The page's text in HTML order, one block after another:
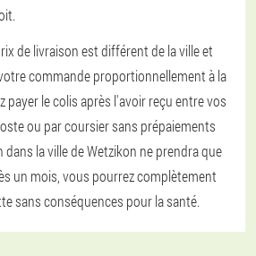
de livraison est différent de la ville et
commande proportionnellement à la
payer le colis après l'avoir reçu entre vos
ou par coursier sans prépaiements
dans la ville de Wetzikon ne prendra que
un mois, vous pourrez complètement
sans conséquences pour la santé.